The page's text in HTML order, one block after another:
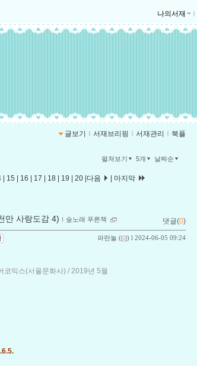
나의서재 ｌ
글보기 ｌ 서재브리핑 ｌ 서재관리 ｌ 북플
펼쳐보기 5개 날짜순
15 16 17 18 19 20 다음 마지막
만 사랑도감 4) ｌ 숲노래 푸른책 댓글(0)
파란놀 ( ) l 2024-06-05 09:24
코믹스(서울문화사) / 2019년 5월